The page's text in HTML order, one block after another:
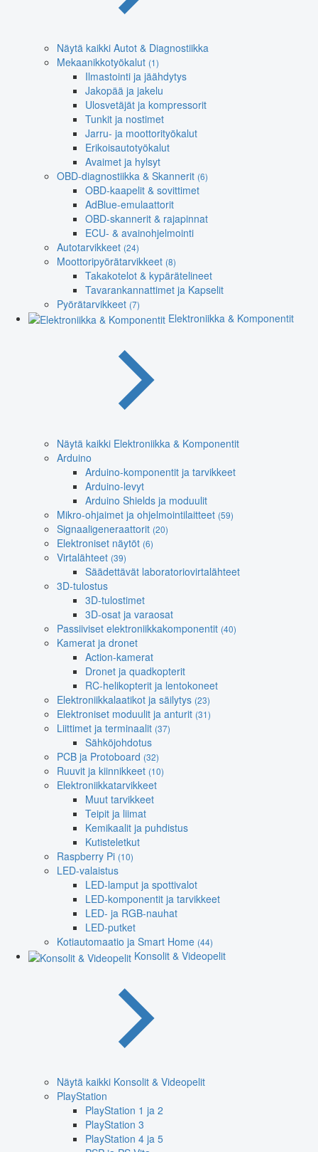
Näytä kaikki Autot & Diagnostiikka
Mekaanikkotyökalut (1)
Ilmastointi ja jäähdytys
Jakopää ja jakelu
Ulosvetäjät ja kompressorit
Tunkit ja nostimet
Jarru- ja moottorityökalut
Erikoisautotyökalut
Avaimet ja hylsyt
OBD-diagnostiikka & Skannerit (6)
OBD-kaapelit & sovittimet
AdBlue-emulaattorit
OBD-skannerit & rajapinnat
ECU- & avainohjelmointi
Autotarvikkeet (24)
Moottoripyörätarvikkeet (8)
Takakotelot & kypärätelineet
Tavarankannattimet ja Kapselit
Pyörätarvikkeet (7)
Elektroniikka & Komponentit
Näytä kaikki Elektroniikka & Komponentit
Arduino
Arduino-komponentit ja tarvikkeet
Arduino-levyt
Arduino Shields ja moduulit
Mikro-ohjaimet ja ohjelmointilaitteet (59)
Signaaligeneraattorit (20)
Elektroniset näytöt (6)
Virtalähteet (39)
Säädettävät laboratoriovirtalähteet
3D-tulostus
3D-tulostimet
3D-osat ja varaosat
Passiiviset elektroniikkakomponentit (40)
Kamerat ja dronet
Action-kamerat
Dronet ja quadkopterit
RC-helikopterit ja lentokoneet
Elektroniikkalaatikot ja säilytys (23)
Elektroniset moduulit ja anturit (31)
Liittimet ja terminaalit (37)
Sähköjohdotus
PCB ja Protoboard (32)
Ruuvit ja kiinnikkeet (10)
Elektroniikkatarvikkeet
Muut tarvikkeet
Teipit ja liimat
Kemikaalit ja puhdistus
Kutisteletkut
Raspberry Pi (10)
LED-valaistus
LED-lamput ja spottivalot
LED-komponentit ja tarvikkeet
LED- ja RGB-nauhat
LED-putket
Kotiautomaatio ja Smart Home (44)
Konsolit & Videopelit
Näytä kaikki Konsolit & Videopelit
PlayStation
PlayStation 1 ja 2
PlayStation 3
PlayStation 4 ja 5